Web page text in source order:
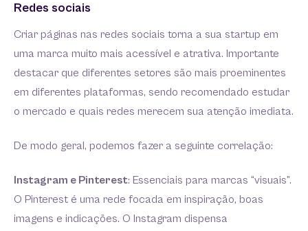
Redes sociais
Criar páginas nas redes sociais torna a sua startup em
uma marca muito mais acessível e atrativa. Importante
destacar que diferentes setores são mais proeminentes
em diferentes plataformas, sendo recomendado estudar
o mercado e quais redes merecem sua atenção imediata.
De modo geral, podemos fazer a seguinte correlação:
Instagram e Pinterest: Essenciais para marcas “visuais”.
O Pinterest é uma rede focada em inspiração, boas
imagens e indicações. O Instagram dispensa